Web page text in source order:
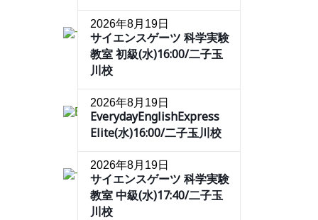
2026年8月19日
サイエンスゲーツ 科学実験
教室 初級(水)16:00/二子玉
川校
2026年8月19日
EverydayEnglishExpress
Elite(水)16:00/二子玉川校
2026年8月19日
サイエンスゲーツ 科学実験
教室 中級(水)17:40/二子玉
川校